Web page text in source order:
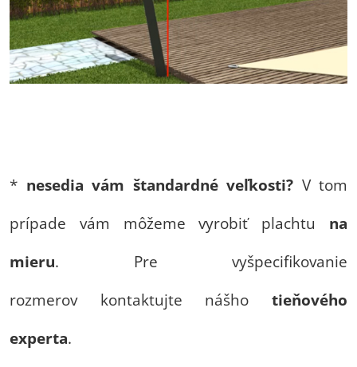
* nesedia vám štandardné veľkosti? V tom
prípade vám môžeme vyrobiť plachtu na
mieru. Pre vyšpecifikovanie
rozmerov kontaktujte nášho tieňového
experta.